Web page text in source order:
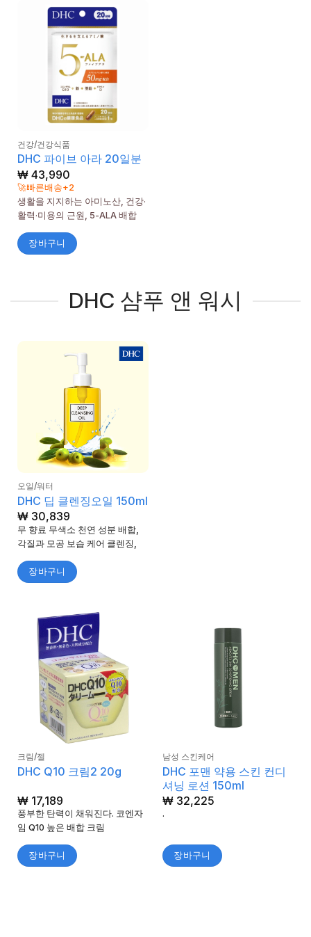
건강/건강식품
DHC 파이브 아라 20일분
₩43,990
🚀빠른배송+2
생활을 지지하는 아미노산, 건강·
활력·미용의 근원, 5-ALA 배합
장바구니
DHC 샴푸 앤 워시
오일/워터
DHC 딥 클렌징오일 150ml
₩30,839
무 향료 무색소 천연 성분 배합,
각질과 모공 보습 케어 클렌징,
장바구니
크림/젤
DHC Q10 크림2 20g
₩17,189
풍부한 탄력이 채워진다. 코엔자
임 Q10 높은 배합 크림
장바구니
남성 스킨케어
DHC 포맨 약용 스킨 컨디
셔닝 로션 150ml
₩32,225
.
장바구니